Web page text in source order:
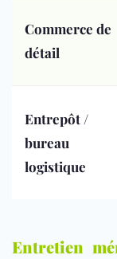
Commerce de
détail
Entrepôt /
bureau
logistique
Entretien